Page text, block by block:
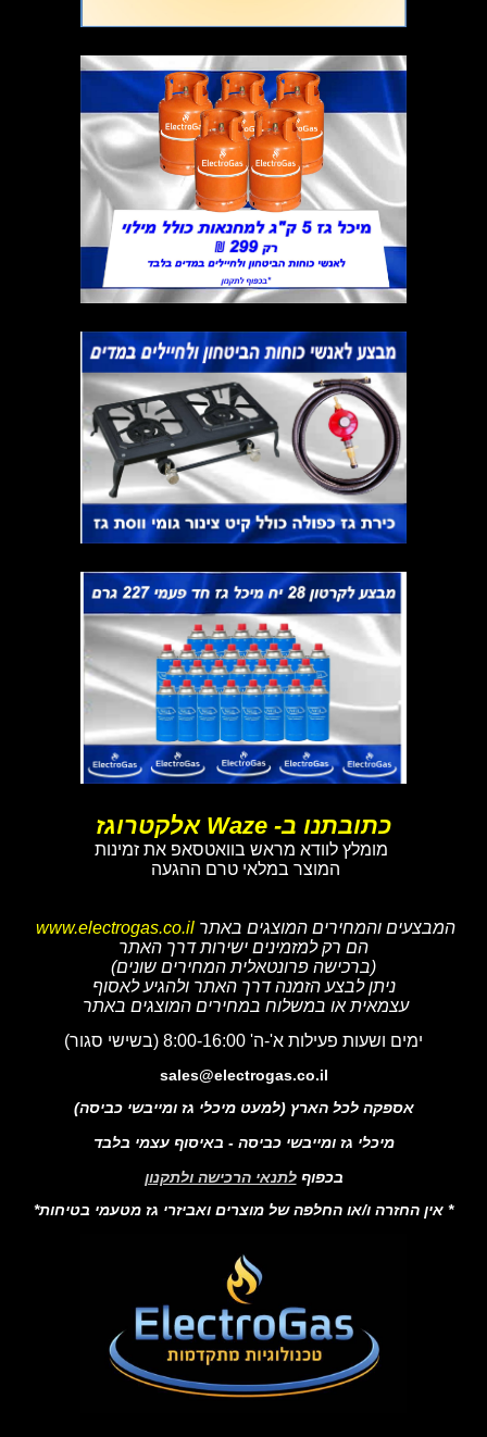
כתובתנו ב- Waze אלקטרוגז
מומלץ לוודא מראש בוואטסאפ את זמינות
המוצר במלאי טרם ההגעה
המבצעים והמחירים המוצגים באתר www.electrogas.co.il
הם רק למזמינים ישירות דרך האתר
(ברכישה פרונטאלית המחירים שונים)
ניתן לבצע הזמנה דרך האתר ולהגיע לאסוף
עצמאית או במשלוח במחירים המוצגים באתר
ימים ושעות פעילות א'-ה' 8:00-16:00 (בשישי סגור)
sales@electrogas.co.il
אספקה לכל הארץ (למעט מיכלי גז ומייבשי כביסה)
מיכלי גז ומייבשי כביסה - באיסוף עצמי בלבד
בכפוף לתנאי הרכישה ולתקנון
* אין החזרה ו/או החלפה של מוצרים ואביזרי גז מטעמי בטיחות*